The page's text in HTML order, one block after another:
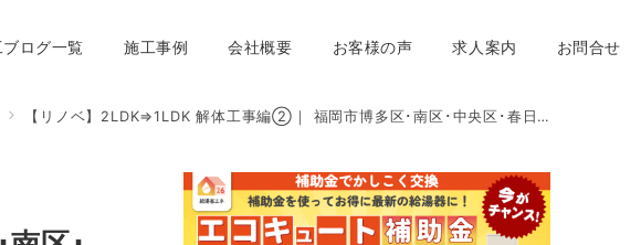
ログ一覧 施工事例 会社概要 お客様の声 求人案内 お問合せ
【リノベ】2LDK⇒1LDK 解体工事編②｜ 福岡市博多区･南区･中央区･春日市